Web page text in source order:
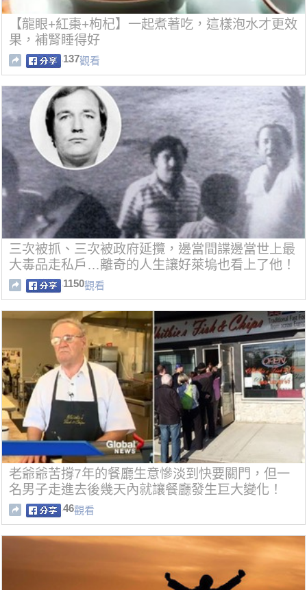
【龍眼+紅棗+枸杞】一起煮著吃，這樣泡水才更效
果，補腎睡得好
137觀看
三次被抓、三次被政府延攬，邊當間諜邊當世上最
大毒品走私戶…離奇的人生讓好萊塢也看上了他！
1150觀看
老爺爺苦撐7年的餐廳生意慘淡到快要關門，但一
名男子走進去後幾天內就讓餐廳發生巨大變化！
46觀看